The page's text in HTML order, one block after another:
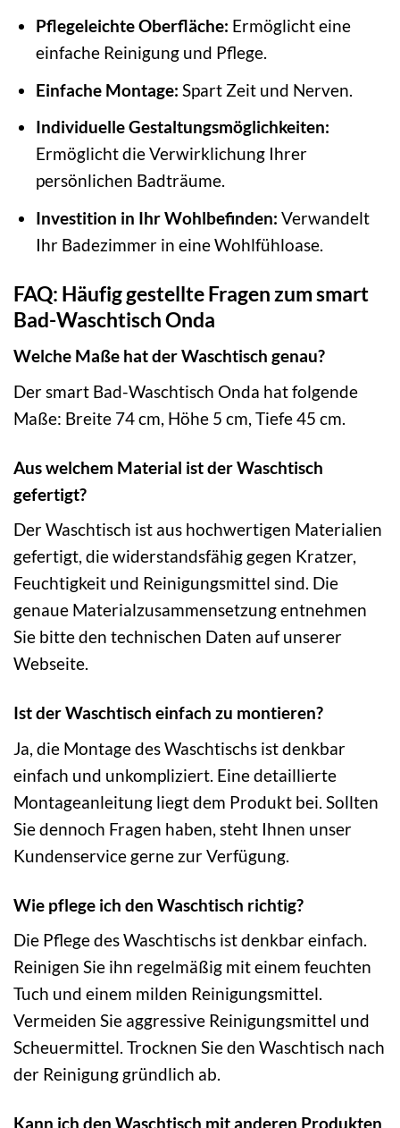
Pflegeleichte Oberfläche: Ermöglicht eine
einfache Reinigung und Pflege.
Einfache Montage: Spart Zeit und Nerven.
Individuelle Gestaltungsmöglichkeiten:
Ermöglicht die Verwirklichung Ihrer
persönlichen Badträume.
Investition in Ihr Wohlbefinden: Verwandelt
Ihr Badezimmer in eine Wohlfühloase.
FAQ: Häufig gestellte Fragen zum smart
Bad-Waschtisch Onda
Welche Maße hat der Waschtisch genau?
Der smart Bad-Waschtisch Onda hat folgende
Maße: Breite 74 cm, Höhe 5 cm, Tiefe 45 cm.
Aus welchem Material ist der Waschtisch
gefertigt?
Der Waschtisch ist aus hochwertigen Materialien
gefertigt, die widerstandsfähig gegen Kratzer,
Feuchtigkeit und Reinigungsmittel sind. Die
genaue Materialzusammensetzung entnehmen
Sie bitte den technischen Daten auf unserer
Webseite.
Ist der Waschtisch einfach zu montieren?
Ja, die Montage des Waschtischs ist denkbar
einfach und unkompliziert. Eine detaillierte
Montageanleitung liegt dem Produkt bei. Sollten
Sie dennoch Fragen haben, steht Ihnen unser
Kundenservice gerne zur Verfügung.
Wie pflege ich den Waschtisch richtig?
Die Pflege des Waschtischs ist denkbar einfach.
Reinigen Sie ihn regelmäßig mit einem feuchten
Tuch und einem milden Reinigungsmittel.
Vermeiden Sie aggressive Reinigungsmittel und
Scheuermittel. Trocknen Sie den Waschtisch nach
der Reinigung gründlich ab.
Kann ich den Waschtisch mit anderen Produkten